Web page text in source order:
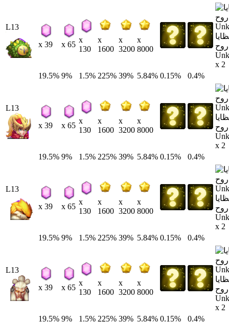
L13
x 39 x 65
x
130
x
1600
x
3200
x
8000
روح
x 2
19.5% 9% 1.5% 225% 39% 5.84% 0.15% 0.4%
L13
x 39 x 65
x
130
x
1600
x
3200
x
8000
روح
x 2
19.5% 9% 1.5% 225% 39% 5.84% 0.15% 0.4%
L13
x 39 x 65
x
130
x
1600
x
3200
x
8000
روح
x 2
19.5% 9% 1.5% 225% 39% 5.84% 0.15% 0.4%
L13
x 39 x 65
x
130
x
1600
x
3200
x
8000
روح
x 2
19.5% 9% 1.5% 225% 39% 5.84% 0.15% 0.4%